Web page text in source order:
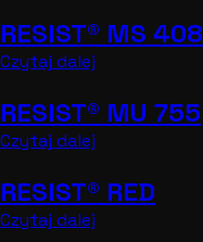
RESIST® MS 408
Czytaj dalej
RESIST® MU 755
Czytaj dalej
RESIST® RED
Czytaj dalej